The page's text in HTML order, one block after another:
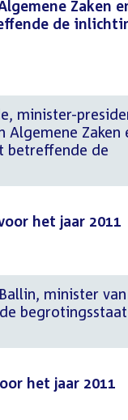
Zaken
de
minister-
Zaken
betreffende de
het jaar 2011
minister van
begrotingsstaat
het jaar 2011